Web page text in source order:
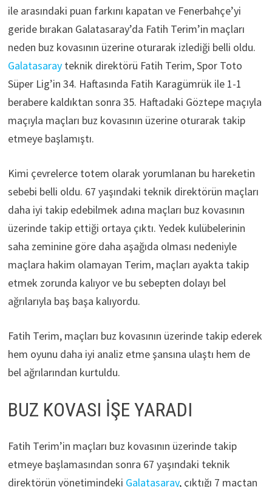
ile arasındaki puan farkını kapatan ve Fenerbahçe’yi
geride bırakan Galatasaray’da Fatih Terim’in maçları
neden buz kovasının üzerine oturarak izlediği belli oldu.
Galatasaray teknik direktörü Fatih Terim, Spor Toto
Süper Lig’in 34. Haftasında Fatih Karagümrük ile 1-1
berabere kaldıktan sonra 35. Haftadaki Göztepe maçıyla
maçıyla maçları buz kovasının üzerine oturarak takip
etmeye başlamıştı.
Kimi çevrelerce totem olarak yorumlanan bu hareketin
sebebi belli oldu. 67 yaşındaki teknik direktörün maçları
daha iyi takip edebilmek adına maçları buz kovasının
üzerinde takip ettiği ortaya çıktı. Yedek kulübelerinin
saha zeminine göre daha aşağıda olması nedeniyle
maçlara hakim olamayan Terim, maçları ayakta takip
etmek zorunda kalıyor ve bu sebepten dolayı bel
ağrılarıyla baş başa kalıyordu.
Fatih Terim, maçları buz kovasının üzerinde takip ederek
hem oyunu daha iyi analiz etme şansına ulaştı hem de
bel ağrılarından kurtuldu.
BUZ KOVASI İŞE YARADI
Fatih Terim’in maçları buz kovasının üzerinde takip
etmeye başlamasından sonra 67 yaşındaki teknik
direktörün yönetimindeki Galatasaray, çıktığı 7 maçtan